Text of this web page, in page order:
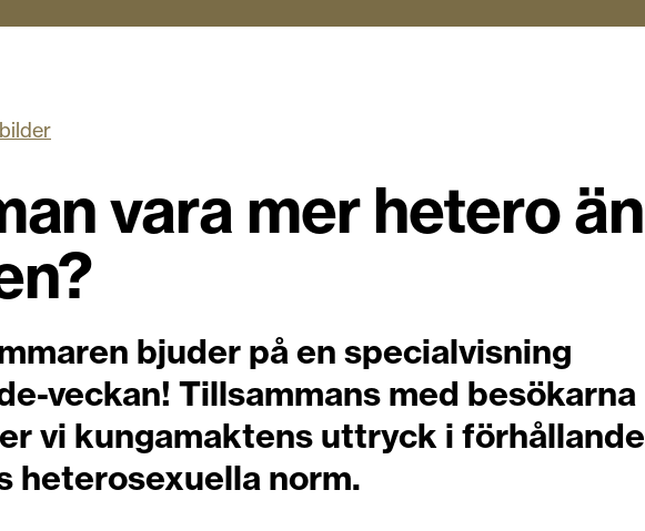
vara mer hetero än
bjuder på en specialvisning
veckan! Tillsammans med besökarna
vi kungamaktens uttryck i förhållande
heterosexuella norm.